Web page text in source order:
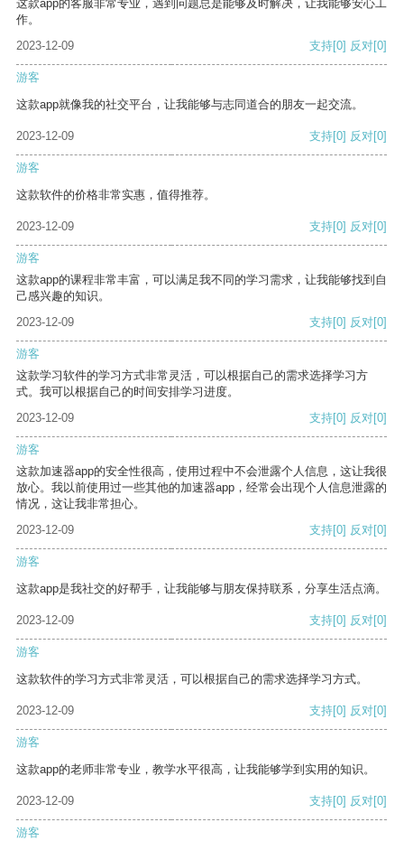
这款app的客服非常专业，遇到问题总是能够及时解决，让我能够安心工
作。
2023-12-09
支持[0] 反对[0]
游客
这款app就像我的社交平台，让我能够与志同道合的朋友一起交流。
2023-12-09 支持[0] 反对[0]
游客
这款软件的价格非常实惠，值得推荐。
2023-12-09 支持[0] 反对[0]
游客
这款app的课程非常丰富，可以满足我不同的学习需求，让我能够找到自
己感兴趣的知识。
2023-12-09
支持[0] 反对[0]
游客
这款学习软件的学习方式非常灵活，可以根据自己的需求选择学习方
式。我可以根据自己的时间安排学习进度。
2023-12-09
支持[0] 反对[0]
游客
这款加速器app的安全性很高，使用过程中不会泄露个人信息，这让我很
放心。我以前使用过一些其他的加速器app，经常会出现个人信息泄露的
情况，这让我非常担心。
2023-12-09
支持[0] 反对[0]
游客
这款app是我社交的好帮手，让我能够与朋友保持联系，分享生活点滴。
2023-12-09 支持[0] 反对[0]
游客
这款软件的学习方式非常灵活，可以根据自己的需求选择学习方式。
2023-12-09 支持[0] 反对[0]
游客
这款app的老师非常专业，教学水平很高，让我能够学到实用的知识。
2023-12-09 支持[0] 反对[0]
游客